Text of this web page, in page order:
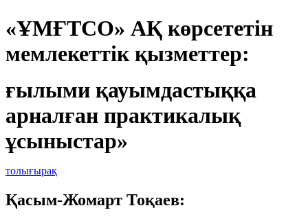
«ҰМҒТСО» АҚ көрсететін
мемлекеттік қызметтер:
ғылыми қауымдастыққа
арналған практикалық
ұсыныстар»
толығырақ
Қасым-Жомарт Тоқаев: